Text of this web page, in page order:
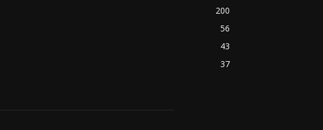
200
56
43
37